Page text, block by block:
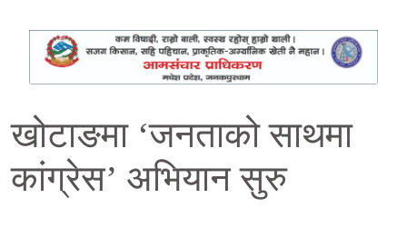
खोटाङमा ‘जनताको साथमा
कांग्रेस’ अभियान सुरु